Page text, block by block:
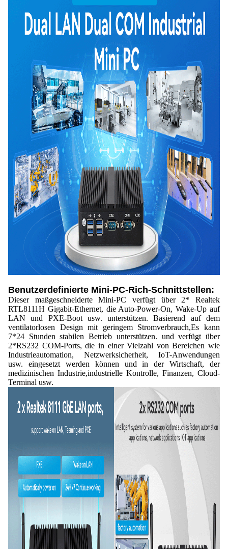
Benutzerdefinierte Mini-PC-Rich-Schnittstellen:
Dieser maßgeschneiderte Mini-PC verfügt über 2* Realtek
RTL8111H Gigabit-Ethernet, die Auto-Power-On, Wake-Up auf
LAN und PXE-Boot usw. unterstützen. Basierend auf dem
ventilatorlosen Design mit geringem Stromverbrauch,Es kann
7*24 Stunden stabilen Betrieb unterstützen. und verfügt über
2*RS232 COM-Ports, die in einer Vielzahl von Bereichen wie
Industrieautomation, Netzwerksicherheit, IoT-Anwendungen
usw. eingesetzt werden können und in der Wirtschaft, der
medizinischen Industrie,industrielle Kontrolle, Finanzen, Cloud-
Terminal usw.